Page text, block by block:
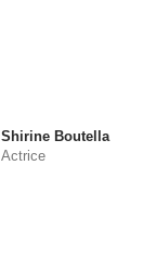
Shirine Boutella
Actrice